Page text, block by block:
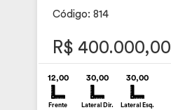
Código: 814
R$ 400.000,00
12,00
Frente
30,00
Lateral Dir.
30,00
Lateral Esq.